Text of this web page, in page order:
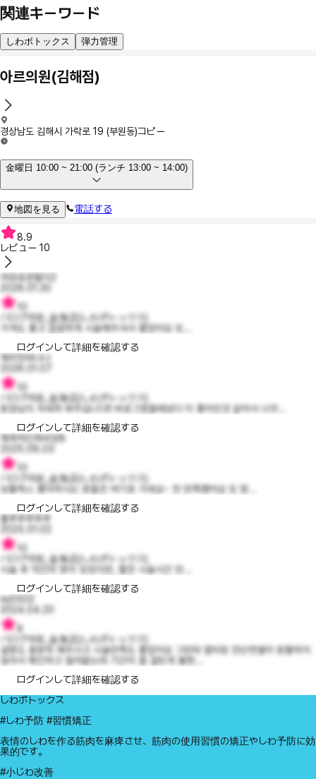
関連キーワード
しわボトックス 弾力管理
아르의원(김해점)
경상남도 김해시 가락로 19 (부원동)コピー
金曜日 10:00 ~ 21:00 (ランチ 13:00 ~ 14:00)
地図を見る 電話する
8.9
レビュー 10
여유로운월더2
バログ의원_金海店)しわボトックス)
가격도 좋고 꼼꼼하게 시술해주셔서 좋았어요 또...
ログインして詳細を確認する
체리맛바나나
バログ의원_金海店)しわボトックス)
원장님이 자세히 봐주십니다!! 바로그였을때보다 더 좋아진것 같아서 너무...
ログインして詳細を確認する
체계적인파비앙8
バログ의원_金海店)しわボトックス)
보툴렉스 좋아하시는 분들은 여기로 가세요~ 전 만족했어요 또 방...
ログインして詳細を確認する
룰루루루루루
バログ의원_金海店)しわボトックス)
시술 후 약간의 멍이 있었지만, 짧은 시술시간 만...
ログインして詳細を確認する
mj5502
2024.04.20
8
バログ의원_金海店)しわボトックス)
설명도 충분히 해주시고 시술만족도 좋았어요 그런데 앱이랑 전산연결이 원활하지
않아서 확인하고 절차밟는데 기간이 좀 걸린게 불편...
ログインして詳細を確認する
しわボトックス
#しわ予防 #習慣矯正
表情のしわを作る筋肉を麻痺させ、筋肉の使用習慣の矯正やしわ予防に効
果的です。
#小じわ改善